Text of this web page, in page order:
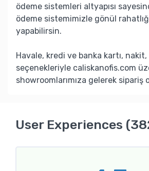
ödeme sistemleri altyapısı
ödeme sistemimizle gönül
yapabilirsin.
Havale, kredi ve banka kartı, nakit,
seçenekleriyle caliskanofis.com
showroomlarımıza gelerek
User Experiences